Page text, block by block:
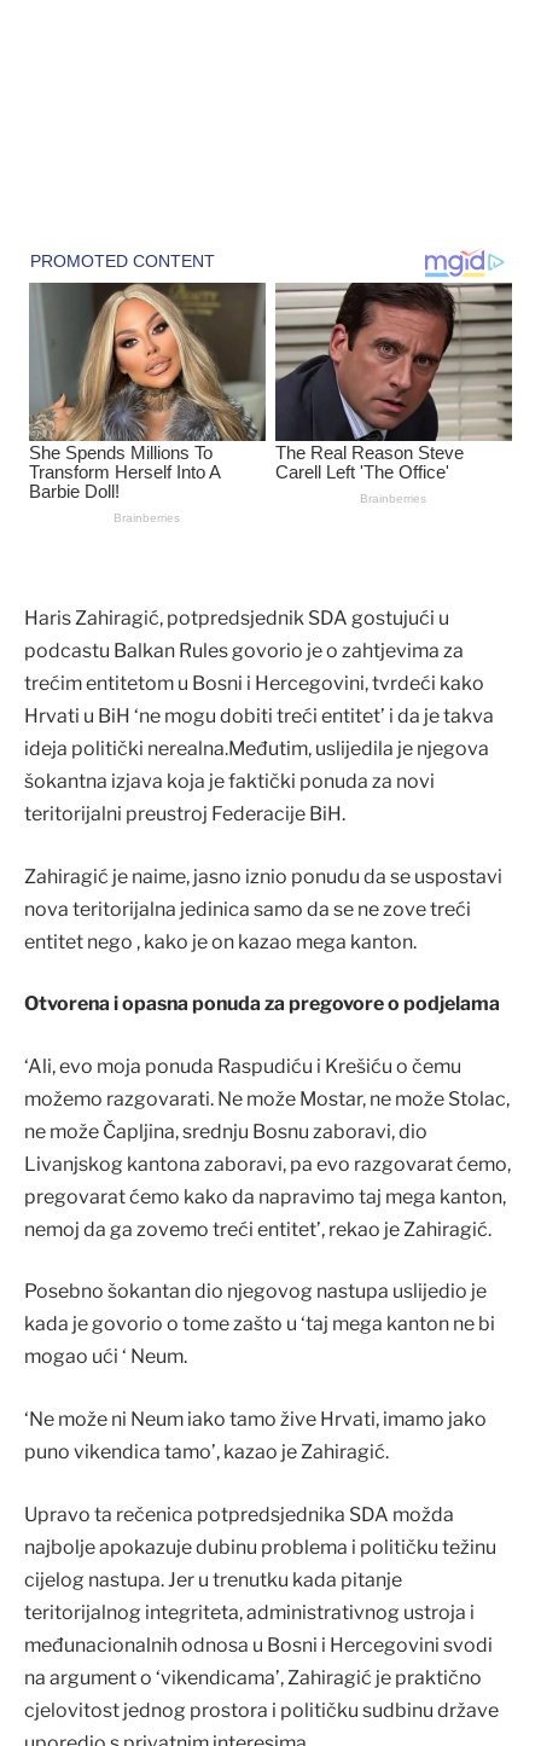
Haris Zahiragić, potpredsjednik SDA gostujući u
podcastu Balkan Rules govorio je o zahtjevima za
trećim entitetom u Bosni i Hercegovini, tvrdeći kako
Hrvati u BiH ‘ne mogu dobiti treći entitet’ i da je takva
ideja politički nerealna.Međutim, uslijedila je njegova
šokantna izjava koja je faktički ponuda za novi
teritorijalni preustroj Federacije BiH.
Zahiragić je naime, jasno iznio ponudu da se uspostavi
nova teritorijalna jedinica samo da se ne zove treći
entitet nego , kako je on kazao mega kanton.
Otvorena i opasna ponuda za pregovore o podjelama
‘Ali, evo moja ponuda Raspudiću i Krešiću o čemu
možemo razgovarati. Ne može Mostar, ne može Stolac,
ne može Čapljina, srednju Bosnu zaboravi, dio
Livanjskog kantona zaboravi, pa evo razgovarat ćemo,
pregovarat ćemo kako da napravimo taj mega kanton,
nemoj da ga zovemo treći entitet’, rekao je Zahiragić.
Posebno šokantan dio njegovog nastupa uslijedio je
kada je govorio o tome zašto u ‘taj mega kanton ne bi
mogao ući ‘ Neum.
‘Ne može ni Neum iako tamo žive Hrvati, imamo jako
puno vikendica tamo’, kazao je Zahiragić.
Upravo ta rečenica potpredsjednika SDA možda
najbolje apokazuje dubinu problema i političku težinu
cijelog nastupa. Jer u trenutku kada pitanje
teritorijalnog integriteta, administrativnog ustroja i
međunacionalnih odnosa u Bosni i Hercegovini svodi
na argument o ‘vikendicama’, Zahiragić je praktično
cjelovitost jednog prostora i političku sudbinu države